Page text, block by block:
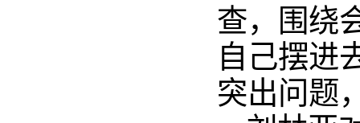
查，围绕
自己摆进
突出问题